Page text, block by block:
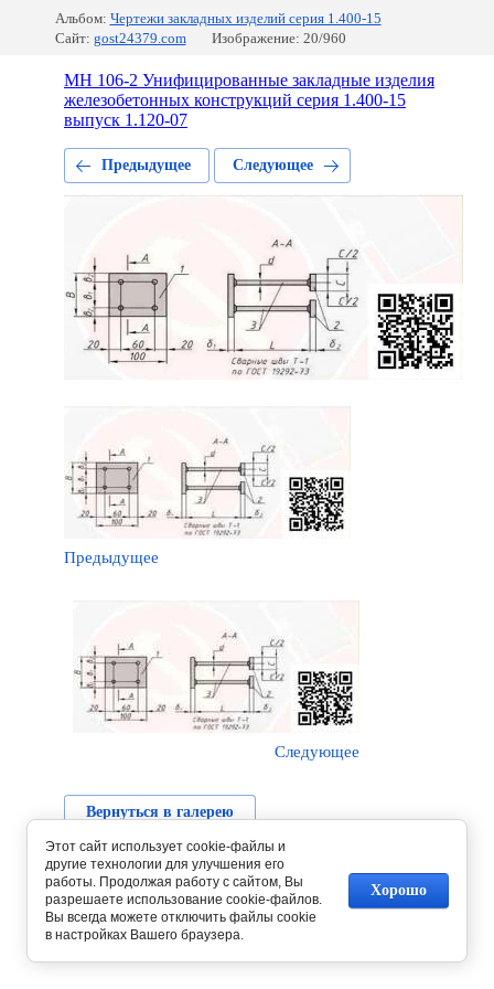
Альбом: Чертежи закладных изделий серия 1.400-15
Сайт: gost24379.com Изображение: 20/960
МН 106-2 Унифицированные закладные изделия
железобетонных конструкций серия 1.400-15
выпуск 1.120-07
Предыдущее Следующее
Предыдущее
Следующее
Вернуться в галерею
Этот сайт использует cookie-файлы и
другие технологии для улучшения его
работы. Продолжая работу с сайтом, Вы
разрешаете использование cookie-файлов.
Вы всегда можете отключить файлы cookie
в настройках Вашего браузера.
Хорошо